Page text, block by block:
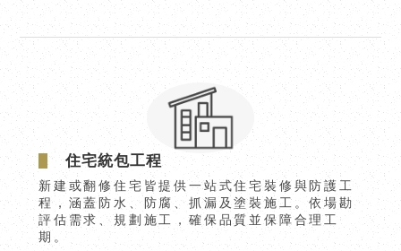
住宅統包工程
新建或翻修住宅皆提供一站式住宅裝修與防護工
程，涵蓋防水、防腐、抓漏及塗裝施工。依場勘
評估需求、規劃施工，確保品質並保障合理工
期。